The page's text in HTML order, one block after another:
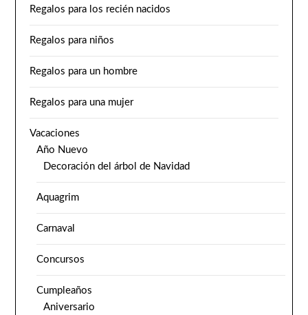
Regalos para los recién nacidos
Regalos para niños
Regalos para un hombre
Regalos para una mujer
Vacaciones
Año Nuevo
Decoración del árbol de Navidad
Aquagrim
Carnaval
Concursos
Cumpleaños
Aniversario